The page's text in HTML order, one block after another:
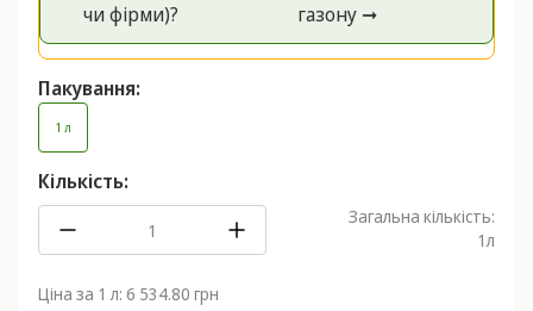
чи фірми)?
газону ➞
Пакування:
1 л
Кількість:
Загальна кількість:
1л
Ціна за 1 л: 6 534.80 грн